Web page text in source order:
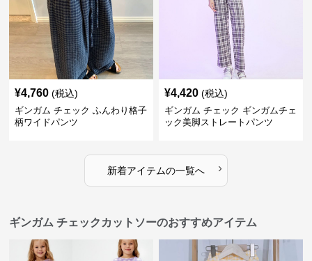
¥4,760 (税込)
ギンガム チェック ふんわり格子
柄ワイドパンツ
¥4,420 (税込)
ギンガム チェック ギンガムチェ
ック美脚ストレートパンツ
新着アイテムの一覧へ ›
ギンガム チェックカットソーのおすすめアイテム